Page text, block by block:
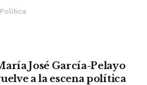
Política
José García-Pelayo
a la escena política